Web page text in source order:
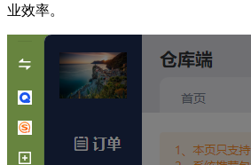
业效率。